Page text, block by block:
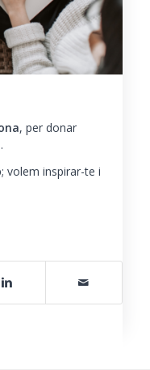
, per donar
volem inspirar-te i